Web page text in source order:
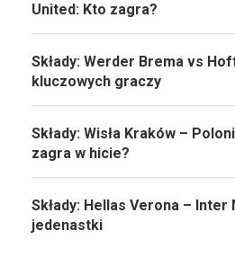
United: Kto zagra?
Składy: Werder Brema vs
kluczowych graczy
Składy: Wisła Kraków –
zagra w hicie?
Składy: Hellas Verona – Inter
jedenastki